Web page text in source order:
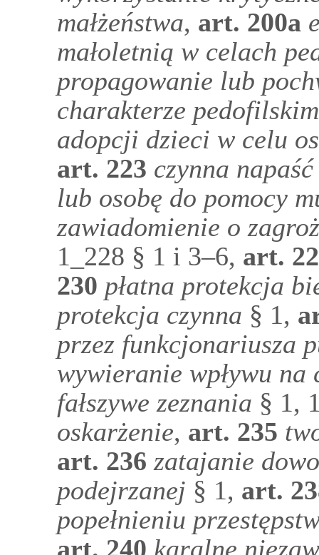
małżeństwa, art. 200a
małoletnią w celach
propagowanie lub
charakterze pedofilskim
adopcji dzieci w celu
art. 223 czynna
lub osobę do pomocy
zawiadomienie o
1_228 § 1 i 3–6, art.
230 płatna protekcja
protekcja czynna § 1,
przez funkcjonariusza
wywieranie wpływu na
fałszywe zeznania § 1,
oskarżenie, art. 235
art. 236 zatajanie
podejrzanej § 1, art.
popełnieniu
art. 240 karalne